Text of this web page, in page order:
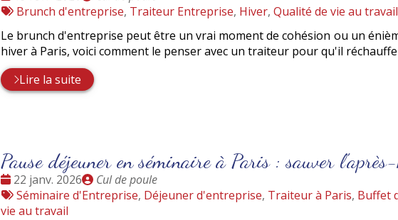
:
par
Tags
Brunch d'entreprise, Traiteur Entreprise, Hiver, Qualité de vie au travail
Le brunch d'entreprise peut être un vrai moment de cohésion ou un
hiver à Paris, voici comment le penser avec un traiteur pour qu'il
Lire la suite
Pause déjeuner en séminaire à Paris : sauver
Date
:
22 janv. 2026
Publié
par
Cul de poule
Tags
Séminaire d'Entreprise, Déjeuner d'entreprise, Traiteur à Paris, Buffet
vie au travail